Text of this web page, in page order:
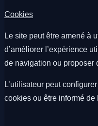
Cookies
Le site peut être amené à
d’améliorer l’expérience
de navigation ou proposer
L’utilisateur peut
cookies ou être informé de